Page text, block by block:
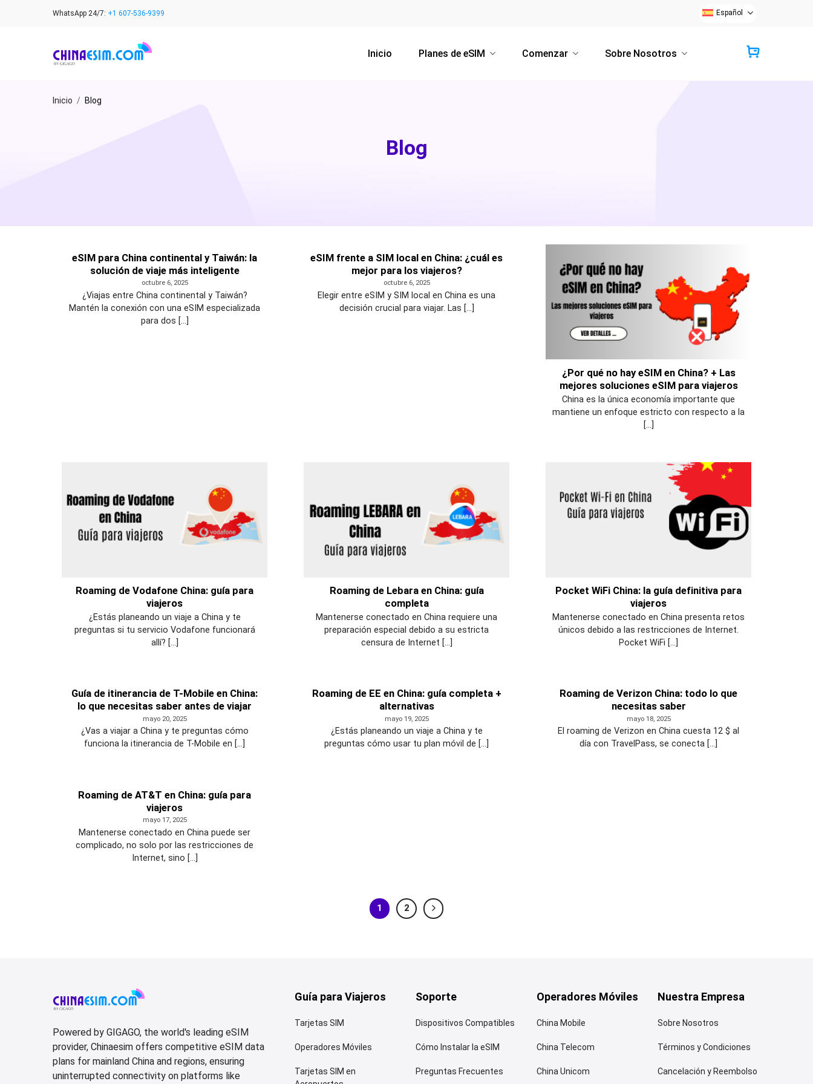
WhatsApp 24/7: +1 607-536-9399 Español
Inicio Planes de eSIM Comenzar Sobre Nosotros
Inicio / Blog
Blog
eSIM para China continental y Taiwán: la
solución de viaje más inteligente
octubre 6, 2025
¿Viajas entre China continental y Taiwán?
Mantén la conexión con una eSIM especializada
para dos [...]
eSIM frente a SIM local en China: ¿cuál es
mejor para los viajeros?
octubre 6, 2025
Elegir entre eSIM y SIM local en China es una
decisión crucial para viajar. Las [...]
¿Por qué no hay eSIM en China? + Las
mejores soluciones eSIM para viajeros
China es la única economía importante que
mantiene un enfoque estricto con respecto a la
[...]
Roaming de Vodafone China: guía para
viajeros
¿Estás planeando un viaje a China y te
preguntas si tu servicio Vodafone funcionará
allí? [...]
Roaming de Lebara en China: guía
completa
Mantenerse conectado en China requiere una
preparación especial debido a su estricta
censura de Internet [...]
Pocket WiFi China: la guía definitiva para
viajeros
Mantenerse conectado en China presenta retos
únicos debido a las restricciones de Internet.
Pocket WiFi [...]
Guía de itinerancia de T-Mobile en China:
lo que necesitas saber antes de viajar
mayo 20, 2025
¿Vas a viajar a China y te preguntas cómo
funciona la itinerancia de T-Mobile en [...]
Roaming de EE en China: guía completa +
alternativas
mayo 19, 2025
¿Estás planeando un viaje a China y te
preguntas cómo usar tu plan móvil de [...]
Roaming de Verizon China: todo lo que
necesitas saber
mayo 18, 2025
El roaming de Verizon en China cuesta 12 $ al
día con TravelPass, se conecta [...]
Roaming de AT&T en China: guía para
viajeros
mayo 17, 2025
Mantenerse conectado en China puede ser
complicado, no solo por las restricciones de
Internet, sino [...]
1 2
Powered by GIGAGO, the world's leading eSIM
provider, Chinaesim offers competitive eSIM data
plans for mainland China and regions, ensuring
uninterrupted connectivity on platforms like
Guía para Viajeros
Tarjetas SIM
Operadores Móviles
Tarjetas SIM en
Soporte
Dispositivos Compatibles
Cómo Instalar la eSIM
Preguntas Frecuentes
Operadores Móviles
China Mobile
China Telecom
China Unicom
Nuestra Empresa
Sobre Nosotros
Términos y Condiciones
Cancelación y Reembolso